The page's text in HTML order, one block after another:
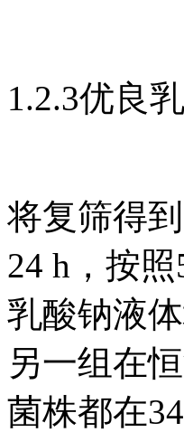
1.2.3优良
将复筛得
24 h，按
乳酸钠液
另一组在
菌株都在